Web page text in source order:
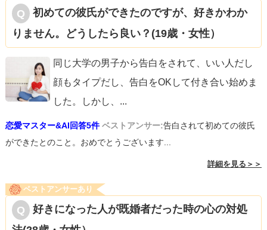
初めての彼氏ができたのですが、好きかわか
りません。どうしたら良い？(19歳・女性）
同じ大学の男子から告白をされて、いい人だし
顔もタイプだし、告白をOKして付き合い始めま
した。しかし、 ...
恋愛マスター&AI回答5件 ベストアンサー:告白されて初めての彼氏
ができたとのこと。おめでとうございます...
詳細を見る＞＞
ベストアンサーあり
好きになった人が既婚者だった時の心の対処